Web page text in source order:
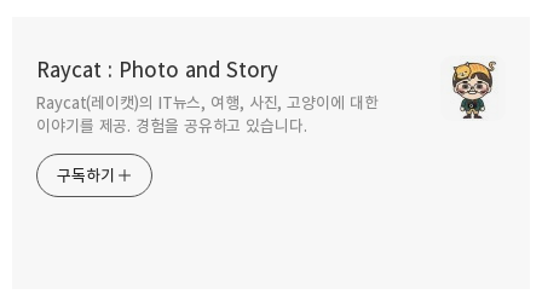
Raycat : Photo and Story
Raycat(레이캣)의 IT뉴스, 여행, 사진, 고양이에 대한
이야기를 제공. 경험을 공유하고 있습니다.
구독하기
구독하기 카카오톡
2018.02.20
대만 역사가 있는 타이베이 중정기념당 근위병
교대식